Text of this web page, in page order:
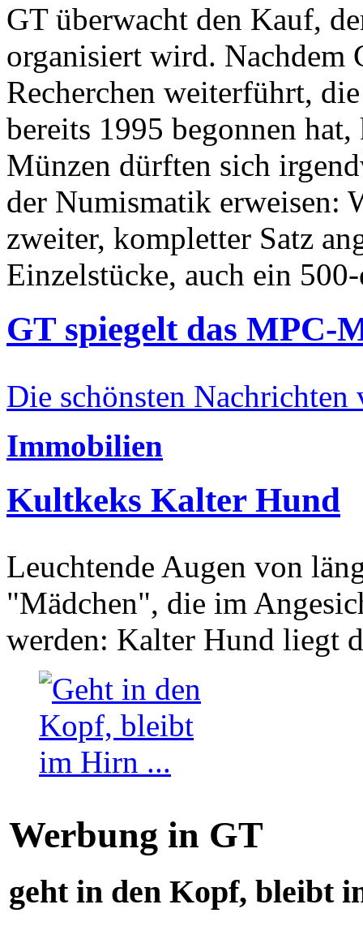
GT überwacht den Kauf,
organisiert wird. Nachdem
Recherchen weiterführt,
bereits 1995 begonnen
Münzen dürften sich
der Numismatik erweisen:
zweiter, kompletter Satz
Einzelstücke, auch ein
GT spiegelt das MPC-
Die schönsten Nachrichten
Immobilien
Kultkeks Kalter Hund
Leuchtende Augen von
"Mädchen", die im
werden: Kalter Hund liegt
Werbung in GT
geht in den Kopf, bleibt